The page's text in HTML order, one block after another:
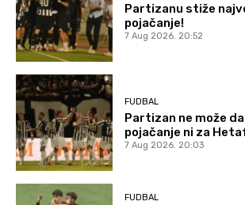
Partizanu stiže
pojačanje!
7 Aug 2026. 20:52
FUDBAL
Partizan ne može
pojačanje ni za
7 Aug 2026. 20:03
FUDBAL